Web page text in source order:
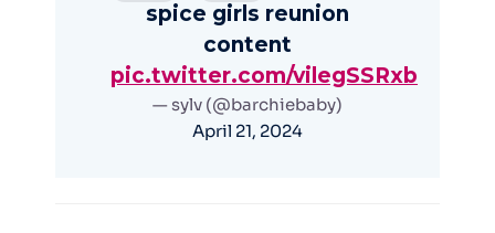
spice girls reunion
content
pic.twitter.com/vilegSSRxb
— sylv (@barchiebaby)
April 21, 2024